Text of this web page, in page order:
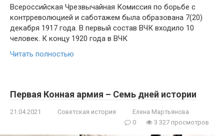
Всероссийская Чрезвычайная Комиссия по борьбе с
контрреволюцией и саботажем была образована 7(20)
декабря 1917 года. В первый состав ВЧК входило 10
человек. К концу 1920 года в ВЧК
Читать полностью
Первая Конная армия – Семь дней истории
21.04.2021 Советская история
Елена Мартьянова
0
3 327 просмотров